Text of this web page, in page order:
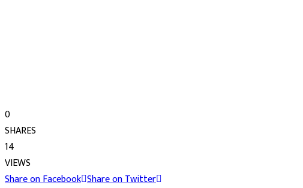
0
SHARES
14
VIEWS
Share on Facebook Share on Twitter